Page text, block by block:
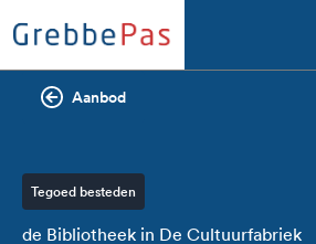
Aanbod
Tegoed besteden
de Bibliotheek in De Cultuurfabriek